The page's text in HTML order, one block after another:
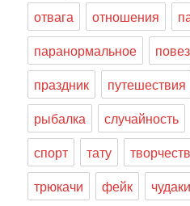
отвага
отношения
паранормальное
праздник
путешествия
рыбалка
случайность
спорт
тату
трюкачи
фейк чудаки